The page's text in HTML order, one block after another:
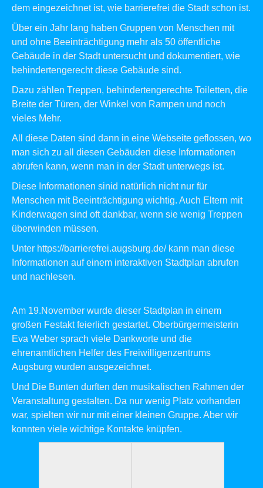
dem eingezeichnet ist, wie barrierefrei die Stadt schon ist.
Über ein Jahr lang haben Gruppen von Menschen mit
und ohne Beeinträchtigung mehr als 50 öffentliche
Gebäude in der Stadt untersucht und dokumentiert, wie
behindertengerecht diese Gebäude sind.
Dazu zählen Treppen, behindertengerechte Toiletten, die
Breite der Türen, der Winkel von Rampen und noch
vieles Mehr.
All diese Daten sind dann in eine Webseite geflossen, wo
man sich zu all diesen Gebäuden diese Informationen
abrufen kann, wenn man in der Stadt unterwegs ist.
Diese Informationen sinid natürlich nicht nur für
Menschen mit Beeinträchtigung wichtig. Auch Eltern mit
Kinderwagen sind oft dankbar, wenn sie wenig Treppen
überwinden müssen.
Unter https://barrierefrei.augsburg.de/kann man diese
Informationen auf einem interaktiven Stadtplan abrufen
und nachlesen.
Am 19.November wurde dieser Stadtplan in einem
großen Festakt feierlich gestartet. Oberbürgermeisterin
Eva Weber sprach viele Dankworte und die
ehrenamtlichen Helfer des Freiwilligenzentrums
Augsburg wurden ausgezeichnet.
Und Die Bunten durften den musikalischen Rahmen der
Veranstaltung gestalten. Da nur wenig Platz vorhanden
war, spielten wir nur mit einer kleinen Gruppe. Aber wir
konnten viele wichtige Kontakte knüpfen.